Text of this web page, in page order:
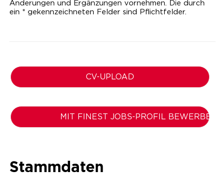
Änderungen und Ergänzungen vornehmen. Die durch
ein * gekennzeichneten Felder sind Pflichtfelder.
CV-UPLOAD
MIT FINEST JOBS-PROFIL BEWERBEN
Stammdaten